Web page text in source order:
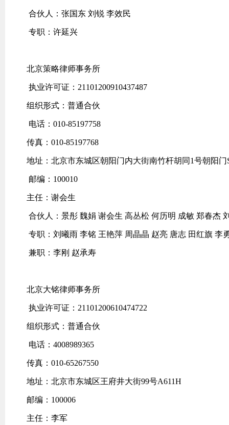
合伙人：张国东 刘锐 李效民
专职：许延兴
北京策略律师事务所
执业许可证：21101200910437487
组织形式：普通合伙
电话：010-85197758
传真：010-85197768
地址：北京市东城区朝阳门内大街南竹杆胡同1号朝阳门
邮编：100010
主任：谢会生
合伙人：景彤 魏娟 谢会生 高丛松 何历明 成敏 郑春杰
专职：刘曦雨 李铭 王艳萍 周晶晶 赵亮 唐志 田红旗 李
兼职：李刚 赵承寿
北京大铭律师事务所
执业许可证：21101200610474722
组织形式：普通合伙
电话：4008989365
传真：010-65267550
地址：北京市东城区王府井大街99号A611H
邮编：100006
主任：李军